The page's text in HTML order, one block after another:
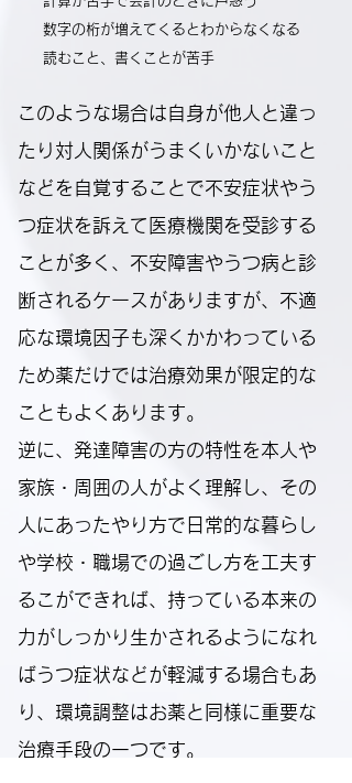
数字の桁が増えてくるとわからなくなる
読むこと、書くことが苦手
このような場合は自身が他人と違っ
たり対人関係がうまくいかないこと
などを自覚することで不安症状やう
つ症状を訴えて医療機関を受診する
ことが多く、不安障害やうつ病と診
断されるケースがありますが、不適
応な環境因子も深くかかわっている
ため薬だけでは治療効果が限定的な
こともよくあります。
逆に、発達障害の方の特性を本人や
家族・周囲の人がよく理解し、その
人にあったやり方で日常的な暮らし
や学校・職場での過ごし方を工夫す
るこができれば、持っている本来の
力がしっかり生かされるようになれ
ばうつ症状などが軽減する場合もあ
り、環境調整はお薬と同様に重要な
治療手段の一つです。